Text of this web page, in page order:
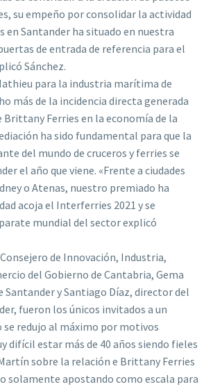
su empeño por consolidar la actividad
en Santander ha situado en nuestra
de entrada de referencia para el
Sánchez.
para la industria marítima de
más de la incidencia directa generada
Brittany Ferries en la economía de la
ha sido fundamental para que la
del mundo de cruceros y ferries se
el año que viene. «Frente a ciudades
o Atenas, nuestro premiado ha
acoja el Interferries 2021 y se
mundial del sector explicó
de Innovación, Industria,
del Gobierno de Cantabria, Gema
Santander y Santiago Díaz, director del
fueron los únicos invitados a un
se redujo al máximo por motivos
difícil estar más de 40 años siendo fieles
sobre la relación e Brittany Ferries
solamente apostando como escala para